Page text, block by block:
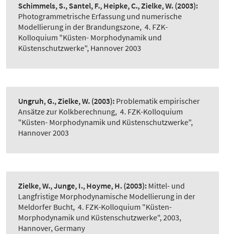
Schimmels, S., Santel, F., Heipke, C., Zielke, W. (2003):
Photogrammetrische Erfassung und numerische
Modellierung in der Brandungszone, 4. FZK-
Kolloquium "Küsten- Morphodynamik und
Küstenschutzwerke", Hannover 2003
Ungruh, G., Zielke, W. (2003): Problematik empirischer
Ansätze zur Kolkberechnung, 4. FZK-Kolloquium
"Küsten- Morphodynamik und Küstenschutzwerke",
Hannover 2003
Zielke, W., Junge, I., Hoyme, H. (2003): Mittel- und
Langfristige Morphodynamische Modellierung in der
Meldorfer Bucht, 4. FZK-Kolloquium "Küsten-
Morphodynamik und Küstenschutzwerke", 2003,
Hannover, Germany